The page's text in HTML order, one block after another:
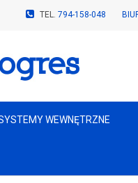
TEL. 794-158-048
WEWNĘTRZNE